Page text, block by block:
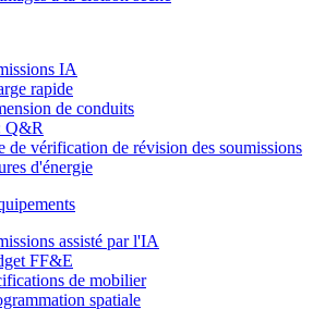
IA
rapide
de conduits
Q&R
de vérification de révision des soumissions
d'énergie
assisté par l'IA
FF&E
de mobilier
spatiale